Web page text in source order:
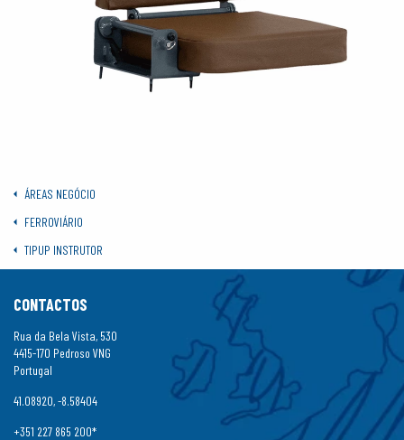
ÁREAS NEGÓCIO
FERROVIÁRIO
TIPUP INSTRUTOR
CONTACTOS
Rua da Bela Vista, 530
4415-170 Pedroso VNG
Portugal
41.08920, -8.58404
+351 227 865 200*